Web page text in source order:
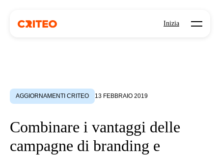
Inizia Open
AGGIORNAMENTI CRITEO 13 FEBBRAIO 2019
Combinare i vantaggi delle
campagne di branding e